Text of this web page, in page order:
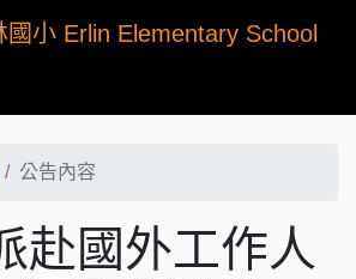
小 Erlin Elementary School
公告內容
赴國外工作人